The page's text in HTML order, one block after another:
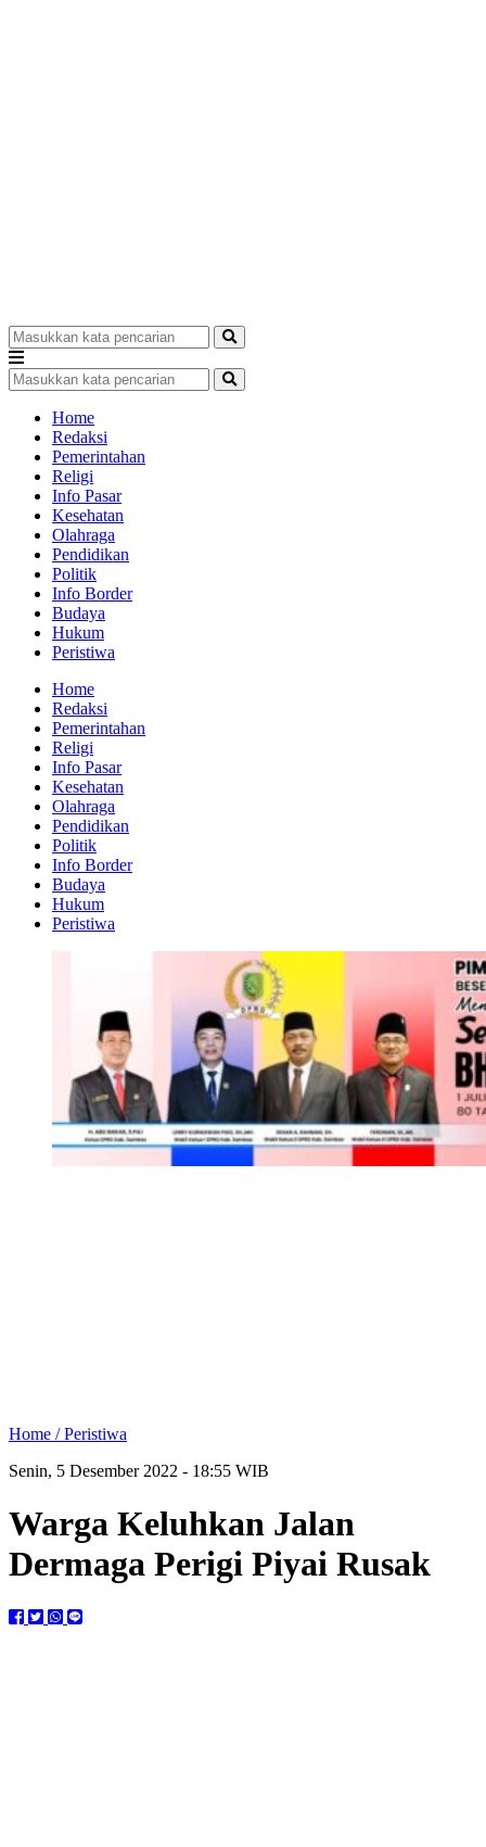
Home
Redaksi
Pemerintahan
Religi
Info Pasar
Kesehatan
Olahraga
Pendidikan
Politik
Info Border
Budaya
Hukum
Peristiwa
Home
Redaksi
Pemerintahan
Religi
Info Pasar
Kesehatan
Olahraga
Pendidikan
Politik
Info Border
Budaya
Hukum
Peristiwa
Home /Peristiwa
Senin, 5 Desember 2022 - 18:55 WIB
Warga Keluhkan Jalan
Dermaga Perigi Piyai Rusak